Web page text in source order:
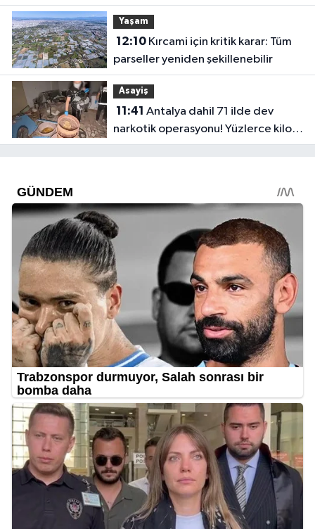
Manavgat Barajı yakınında GES
projesi
Yaşam
12:10Kırcami için kritik karar: Tüm
parseller yeniden şekillenebilir
Asayiş
11:41
narkotik operasyonu! Yüzlerce kilo
uyuşturucu ele geçirildi